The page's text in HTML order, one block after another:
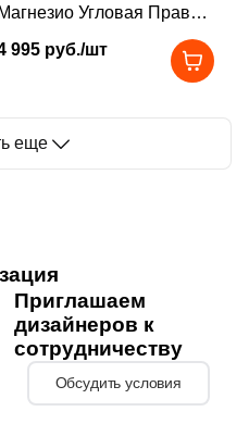
Магнезио Угловая Правая
Angolare Dx 33x45
995 руб./шт
еще
Приглашаем
дизайнеров к
сотрудничеству
Обсудить условия